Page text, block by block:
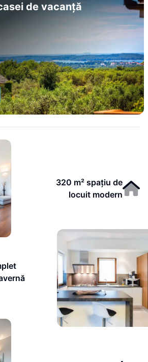
de vacanță
320 m² spațiu de
locuit modern